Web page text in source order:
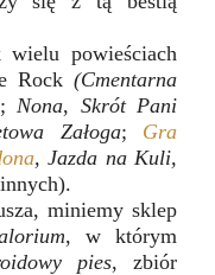
powieściach
Rock (Cmentarna
;Nona, Skrót Pani
Załoga; Gra
, Jazda na Kuli,
miniemy sklep
, w którym
pies, zbiór